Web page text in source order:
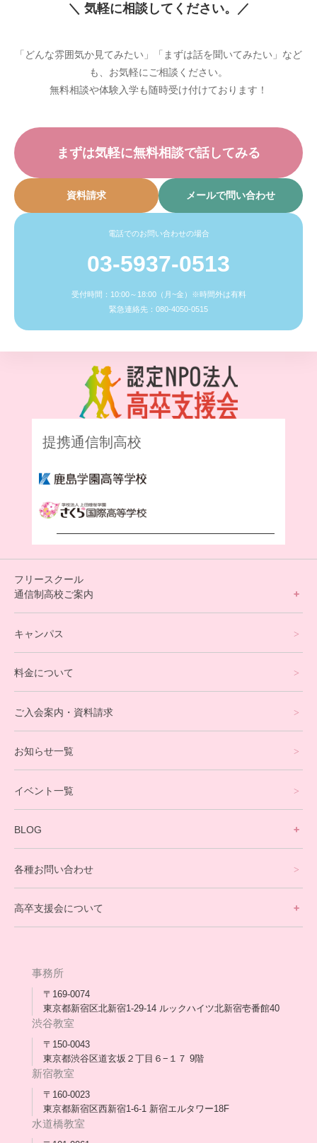
＼ 気軽に相談してください。／
「どんな雰囲気か見てみたい」「まずは話を聞いてみたい」など
も、お気軽にご相談ください。
無料相談や体験入学も随時受け付けております！
まずは気軽に無料相談で話してみる
資料請求 メールで問い合わせ
電話でのお問い合わせの場合
03-5937-0513
受付時間：10:00～18:00（月~金）※時間外は有料
緊急連絡先：080-4050-0515
提携通信制高校
フリースクール
通信制高校ご案内
オンラインコース
eスポーツコース
就労支援コース
英会話・海外留学コース
寮生活サポート
卒業生の今
[家庭訪問カウンセリング]
キャンパス
料金について
ご入会案内・資料請求
お知らせ一覧
イベント一覧
BLOG
保護者交流だより一覧
会長コラム一覧
各種お問い合わせ
高卒支援会について
メディア出演
スタッフ紹介
合格・進路実績
協力団体
事務所
〒169-0074
東京都新宿区北新宿1-29-14 ルックハイツ北新宿壱番館40
渋谷教室
〒150-0043
東京都渋谷区道玄坂２丁目６−１７ 9階
新宿教室
〒160-0023
東京都新宿区西新宿1-6-1 新宿エルタワー18F
水道橋教室